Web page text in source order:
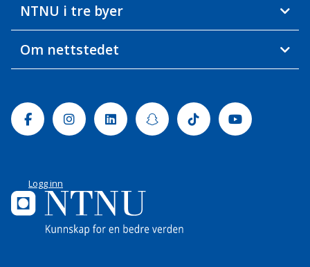
NTNU i tre byer
Om nettstedet
FacebookInstagramLinkedinSnapchatTiktok Youtube
Logg inn